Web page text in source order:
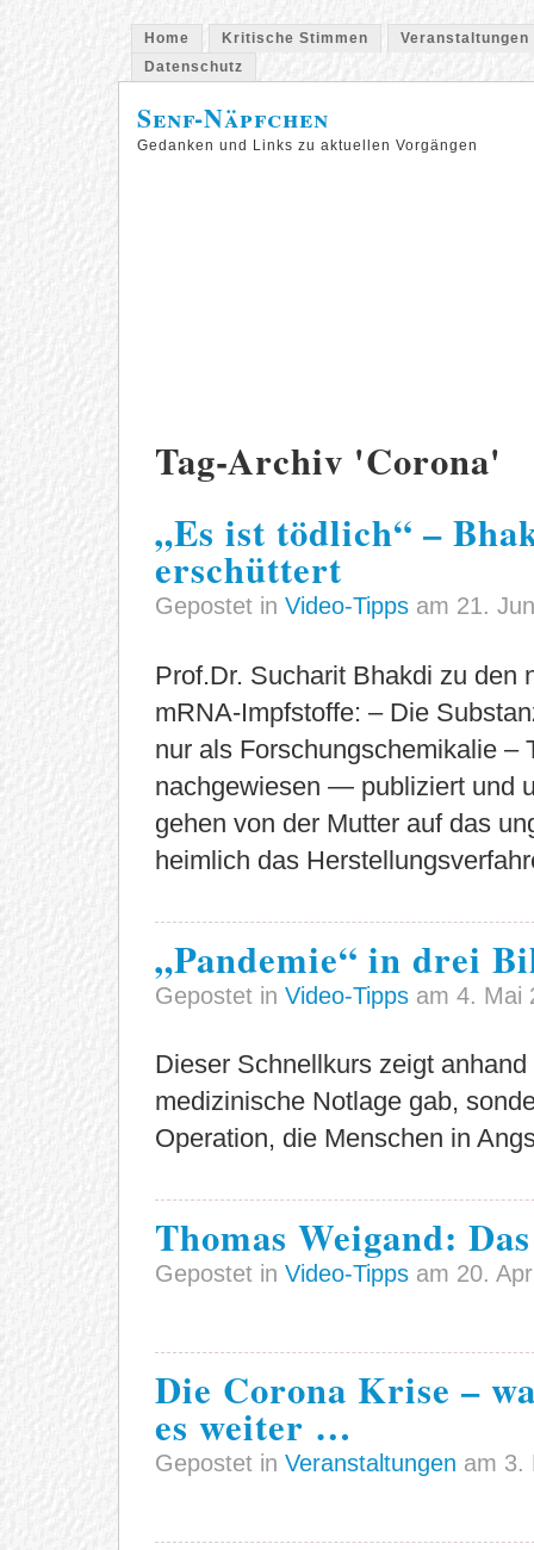
Home Kritische Stimmen
Veranstaltungen
Datenschutz
Senf-Näpfchen
Gedanken und Links zu aktuellen Vorgängen
Tag-Archiv 'Corona'
„Es ist tödlich“ –
erschüttert
Gepostet in Video-Tipps am 21.
Prof.Dr. Sucharit Bhakdi zu den
mRNA-Impfstoffe: – Die
nur als Forschungschemikalie –
nachgewiesen — publiziert und
gehen von der Mutter auf das
heimlich das
„Pandemie“ in drei
Gepostet in Video-Tipps am 4. Mai
Dieser Schnellkurs zeigt
medizinische Notlage gab,
Operation, die Menschen in
Thomas Weigand:
Gepostet in Video-Tipps am 20.
Die Corona Krise –
es weiter …
Gepostet in Veranstaltungen am 3.